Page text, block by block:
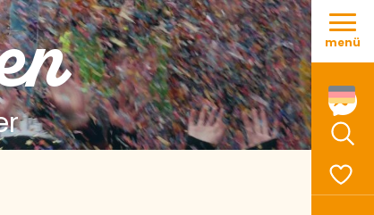
Aller
contenu
menü